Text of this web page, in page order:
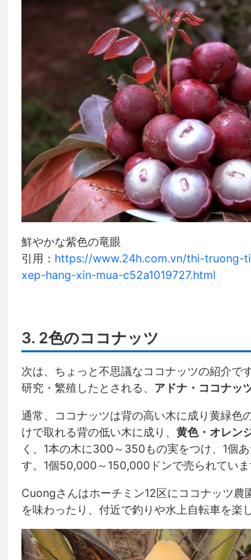
鮮やかな紫色の竜眼
引用： https://www.24h.com.vn/thi-truong-
xep-hang-xin-mua-c52a1019727.html
3. 2色のココナッツ
次は、ちょっと不思議なココナッツの紹介
研究・繁殖したとされる、 アドナ・ココナッ
通常、ココナッツは背の高い木に成り黄緑色
けで取れる背の低い木に成り、 黄色・オレン
く、1本の木に300～350もの実をつけ、1個
す。1個50,000～150,000ドンで売られていま
Cuongさんはホーチミン12区にココナッツ
を味わったり、付近で釣りや水上自転車を楽